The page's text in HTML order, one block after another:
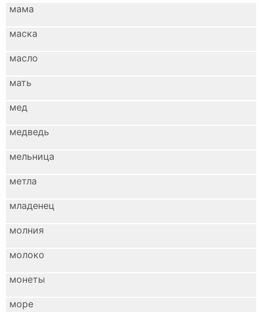
мама
маска
масло
мать
мед
медведь
мельница
метла
младенец
молния
молоко
монеты
море